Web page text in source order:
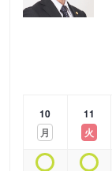
10
月
11
火